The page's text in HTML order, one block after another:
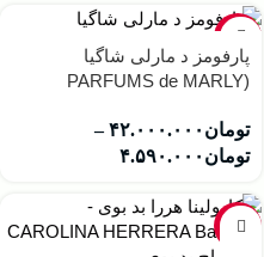
پارفومز د مارلی شاگیا
(PARFUMS de MARLY
تومان ۴۲.۰۰۰.۰۰۰ –
تومان ۴.۵۹۰.۰۰۰
-6%